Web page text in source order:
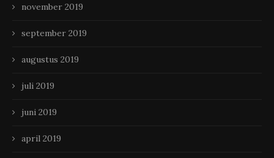
november 2019
september 2019
augustus 2019
juli 2019
juni 2019
april 2019